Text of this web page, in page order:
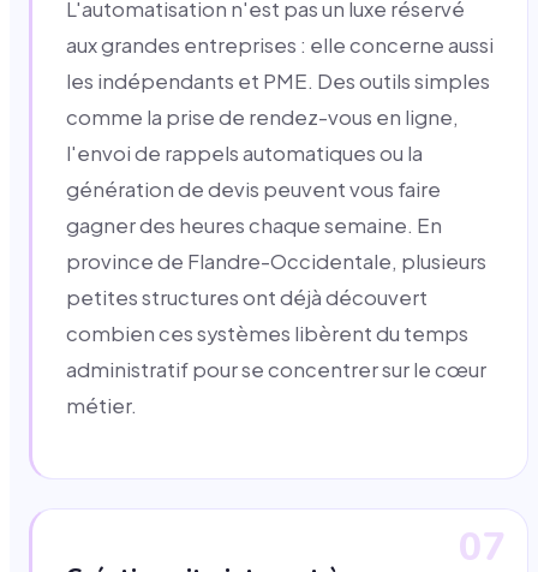
L'automatisation n'est pas un luxe réservé
aux grandes entreprises : elle concerne aussi
les indépendants et PME. Des outils simples
comme la prise de rendez-vous en ligne,
l'envoi de rappels automatiques ou la
génération de devis peuvent vous faire
gagner des heures chaque semaine. En
province de Flandre-Occidentale, plusieurs
petites structures ont déjà découvert
combien ces systèmes libèrent du temps
administratif pour se concentrer sur le cœur
métier.
07